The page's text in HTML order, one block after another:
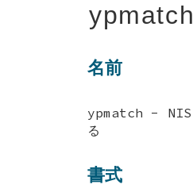
名前
ypmatch - NIS
る
書式